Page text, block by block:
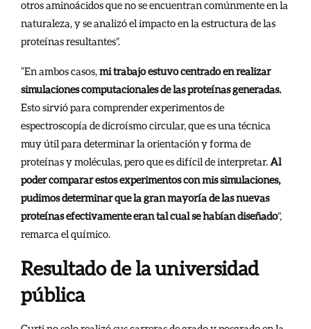
otros aminoácidos que no se encuentran comúnmente en la
naturaleza, y se analizó el impacto en la estructura de las
proteínas resultantes”.
“En ambos casos,mi trabajo estuvo centrado en realizar
simulaciones computacionales de las proteínas generadas.
Esto sirvió para comprender experimentos de
espectroscopía de dicroísmo circular, que es una técnica
muy útil para determinar la orientación y forma de
proteínas y moléculas, pero que es difícil de interpretar.Al
poder comparar estos experimentos con mis simulaciones,
pudimos determinar que la gran mayoría de las nuevas
proteínas efectivamente eran tal cual se habían diseñado”,
remarca el químico.
Resultado de la universidad
pública